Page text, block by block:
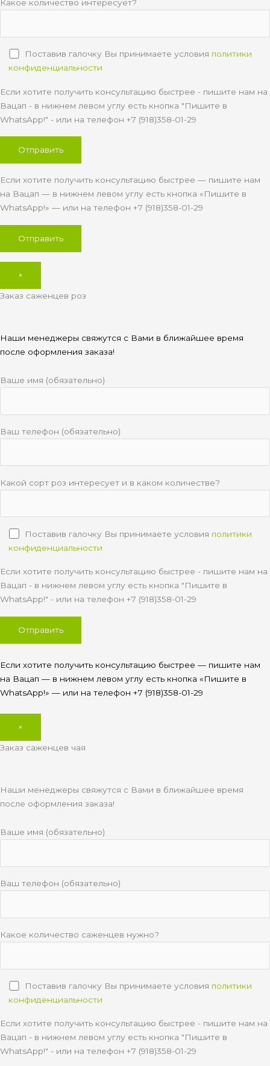
Какое количество интересует?
Поставив галочку Вы принимаете условия политики
конфиденциальности
Если хотите получить консультацию быстрее - пишите нам на
Вацап - в нижнем левом углу есть кнопка "Пишите в
WhatsApp!" - или на телефон +7 (918)358-01-29
Если хотите получить консультацию быстрее — пишите нам
на Вацап — в нижнем левом углу есть кнопка «Пишите в
WhatsApp!» — или на телефон +7 (918)358-01-29
×
Заказ саженцев роз
Наши менеджеры свяжутся с Вами в ближайшее время
после оформления заказа!
Ваше имя (обязательно)
Ваш телефон (обязательно)
Какой сорт роз интересует и в каком количестве?
Поставив галочку Вы принимаете условия политики
конфиденциальности
Если хотите получить консультацию быстрее - пишите нам на
Вацап - в нижнем левом углу есть кнопка "Пишите в
WhatsApp!" - или на телефон +7 (918)358-01-29
Если хотите получить консультацию быстрее — пишите нам
на Вацап — в нижнем левом углу есть кнопка «Пишите в
WhatsApp!» — или на телефон +7 (918)358-01-29
×
Заказ саженцев чая
Наши менеджеры свяжутся с Вами в ближайшее время
после оформления заказа!
Ваше имя (обязательно)
Ваш телефон (обязательно)
Какое количество саженцев нужно?
Поставив галочку Вы принимаете условия политики
конфиденциальности
Если хотите получить консультацию быстрее - пишите нам на
Вацап - в нижнем левом углу есть кнопка "Пишите в
WhatsApp!" - или на телефон +7 (918)358-01-29